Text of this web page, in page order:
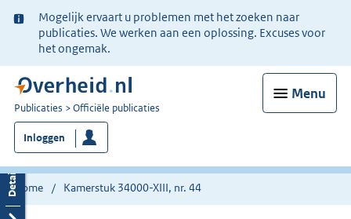
Ter
informatie:
Mogelijk ervaart u problemen met het zoeken naar
publicaties. We werken aan een oplossing. Excuses voor
het ongemak.
Menu
U
bent
nu
hier:
Publicaties Officiële publicaties
Inloggen
Home Kamerstuk 34000-XIII, nr. 44